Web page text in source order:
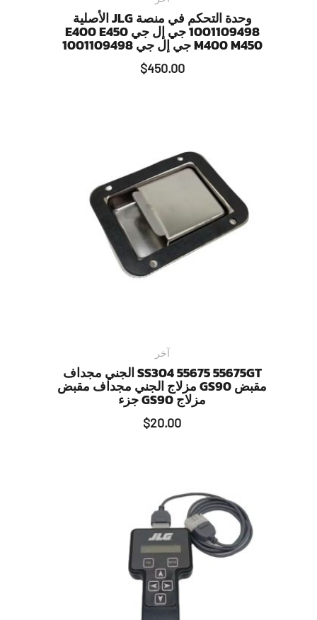
وحدة التحكم في منصة JLG الأصلية
1001109498 جي إل جي E400 E450
M400 M450 جي إل جي 1001109498
$450.00
SS304 55675 55675GT الجني مجداف
مقبض GS90 مزلاج الجني مجداف مقبض
مزلاج GS90 جزء
$20.00